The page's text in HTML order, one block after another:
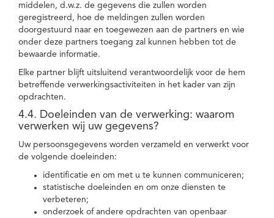
middelen, d.w.z. de gegevens die zullen worden
geregistreerd, hoe de meldingen zullen worden
doorgestuurd naar en toegewezen aan de partners en wie
onder deze partners toegang zal kunnen hebben tot de
bewaarde informatie.
Elke partner blijft uitsluitend verantwoordelijk voor de hem
betreffende verwerkingsactiviteiten in het kader van zijn
opdrachten.
4.4. Doeleinden van de verwerking: waarom
verwerken wij uw gegevens?
Uw persoonsgegevens worden verzameld en verwerkt voor
de volgende doeleinden:
identificatie en om met u te kunnen communiceren;
statistische doeleinden en om onze diensten te
verbeteren;
onderzoek of andere opdrachten van openbaar